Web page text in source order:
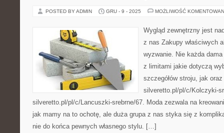
POSTED BY ADMIN GRU - 9 - 2025 MOŻLIWOŚĆ
Wygląd zewnętrzny jest
z nas Zakupy właściwych
wyzwanie. Nie każda
z limitami jakie dotyczą
szczegółów stroju, jak
silveretto.pl/pl/c/Kolczyki-
silveretto.pl/pl/c/Lancuszki-srebrne/67. Moda zezwala na
jak mamy na to ochotę, ale duża grupa z nas styka się z
nie do końca pewnych własnego stylu. […]